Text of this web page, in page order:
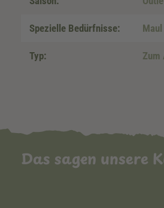
Spezielle Bedürfnisse:
Typ: Zum
Das sagen unsere